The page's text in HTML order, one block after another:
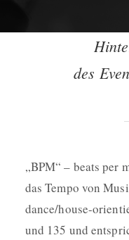
des
„BPM“ – beats per
das Tempo von
dance/house-
und 135 und